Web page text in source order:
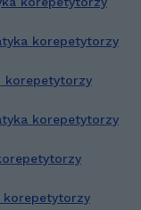
wszystkim
korepetytorzy
korepetytorzy
korepetytorzy
korepetytorzy